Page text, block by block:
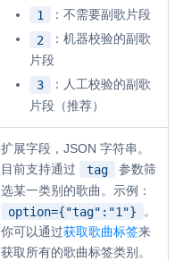
1
：不需要副歌片段
2
：机器校验的副歌
片段
3
：人工校验的副歌
片段（推荐）
扩展字段，JSON 字符串。
目前支持通过
tag
参数筛
选某一类别的歌曲。示例：
option={"tag":"1"}
。
你可以通过获取歌曲标签来
获取所有的歌曲标签类别。